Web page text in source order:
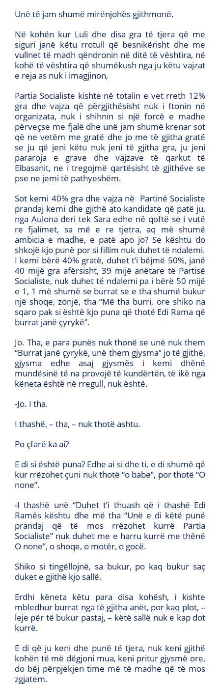
Unë të jam shumë mirënjohës gjithmonë.
Në kohën kur Luli dhe disa gra të tjera që me
siguri janë këtu rrotull që besnikërisht dhe me
vullnet të madh qëndronin në ditë të vështira, në
kohë të vështira që shumëkush nga ju këtu vajzat
e reja as nuk i imagjinon,
Partia Socialiste kishte në totalin e vet rreth 12%
gra dhe vajza që përgjithësisht nuk i ftonin në
organizata, nuk i shihnin si një forcë e madhe
përveçse me fjalë dhe unë jam shumë krenar sot
që ne vetëm me gratë dhe jo me të gjitha gratë
se ju që jeni këtu nuk jeni të gjitha gra, ju jeni
pararoja e grave dhe vajzave të qarkut të
Elbasanit, ne i tregojmë qartësisht të gjithëve se
pse ne jemi të pathyeshëm.
Sot kemi 40% gra dhe vajza në Partinë Socialiste
prandaj kemi dhe gjithë ato kandidate që patë ju,
nga Aulona deri tek Sara edhe në qoftë se i vutë
re fjalimet, sa më e re tjetra, aq më shumë
ambicia e madhe, e patë apo jo? Se kështu do
shkojë kjo punë por si fillim nuk duhet të ndalemi.
I kemi bërë 40% gratë, duhet t’i bëjmë 50%, janë
40 mijë gra afërsisht, 39 mijë anëtare të Partisë
Socialiste, nuk duhet të ndalemi pa i bërë 50 mijë
e 1, 1 më shumë se burrat se e tha shumë bukur
një shoqe, zonjë, tha “Më tha burri, ore shiko na
sqaro pak si është kjo puna që thotë Edi Rama që
burrat janë çyrykë”.
Jo. Tha, e para punës nuk thonë se unë nuk them
“Burrat janë çyrykë, unë them gjysma” jo të gjithë,
gjysma edhe asaj gjysmës i kemi dhënë
mundësinë të na provojë të kundërtën, të ikë nga
këneta është në rregull, nuk është.
-Jo. I tha.
I thashë, – tha, – nuk thotë ashtu.
Po çfarë ka ai?
E di si është puna? Edhe ai si dhe ti, e di shumë që
kur rrëzohet çuni nuk thotë “o babe”, por thotë “O
none”.
-I thashë unë “Duhet t’i thuash që i thashë Edi
Ramës kështu dhe më tha “Unë e di këtë punë
prandaj që të mos rrëzohet kurrë Partia
Socialiste” nuk duhet me e harru kurrë me thënë
O none”, o shoqe, o motër, o gocë.
Shiko si tingëllojnë, sa bukur, po kaq bukur saç
duket e gjithë kjo sallë.
Erdhi këneta këtu para disa kohësh, i kishte
mbledhur burrat nga të gjitha anët, por kaq plot, –
leje për të bukur pastaj, – këtë sallë nuk e kap dot
kurrë.
E di që ju keni dhe punë të tjera, nuk keni gjithë
kohën të më dëgjoni mua, keni pritur gjysmë ore,
do bëj përpjekjen time më të madhe që të mos
zgjatem.